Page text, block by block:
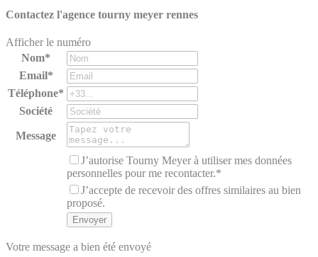
Contactez l'agence tourny meyer rennes
Afficher le numéro
Nom*
Email*
Téléphone*
Société
Message
J’autorise Tourny Meyer à utiliser mes données
personnelles pour me recontacter.*
J’accepte de recevoir des offres similaires au bien
proposé.
Votre message a bien été envoyé